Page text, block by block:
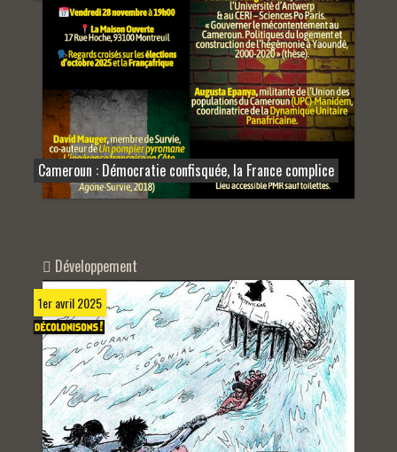
Cameroun : Démocratie confisquée, la France complice
Développement
1er avril 2025